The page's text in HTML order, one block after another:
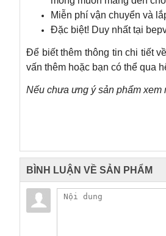
Miễn phí vận chuyển và
Đặc biệt! Duy nhất tại
Để biết thêm thông tin chi tiết
vấn thêm hoặc bạn có thể qua
Nếu chưa ưng ý sản phẩm xem
BÌNH LUẬN VỀ SẢN PHẨM